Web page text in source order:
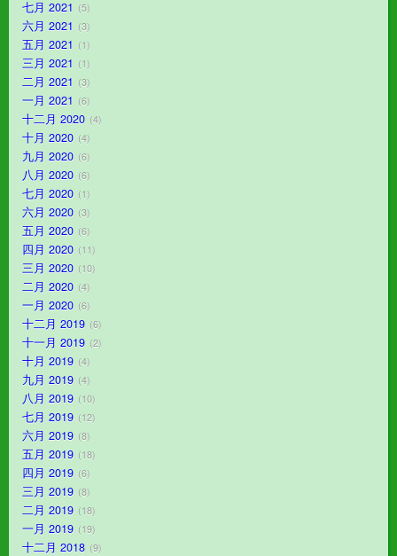
七月 2021 5
六月 2021 3
五月 2021 1
三月 2021 1
二月 2021 3
一月 2021 6
十二月 2020 4
十月 2020 4
九月 2020 6
八月 2020 6
七月 2020 1
六月 2020 3
五月 2020 6
四月 2020 11
三月 2020 10
二月 2020 4
一月 2020 6
十二月 2019 6
十一月 2019 2
十月 2019 4
九月 2019 4
八月 2019 10
七月 2019 12
六月 2019 8
五月 2019 18
四月 2019 6
三月 2019 8
二月 2019 18
一月 2019 19
十二月 2018 9